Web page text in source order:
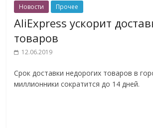
Новости Прочее
AliExpress ускорит
товаров
12.06.2019
Срок доставки недорогих товаров в
миллионники сократится до 14 дней.